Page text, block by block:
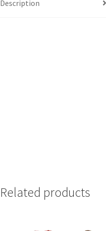
Description
Related products